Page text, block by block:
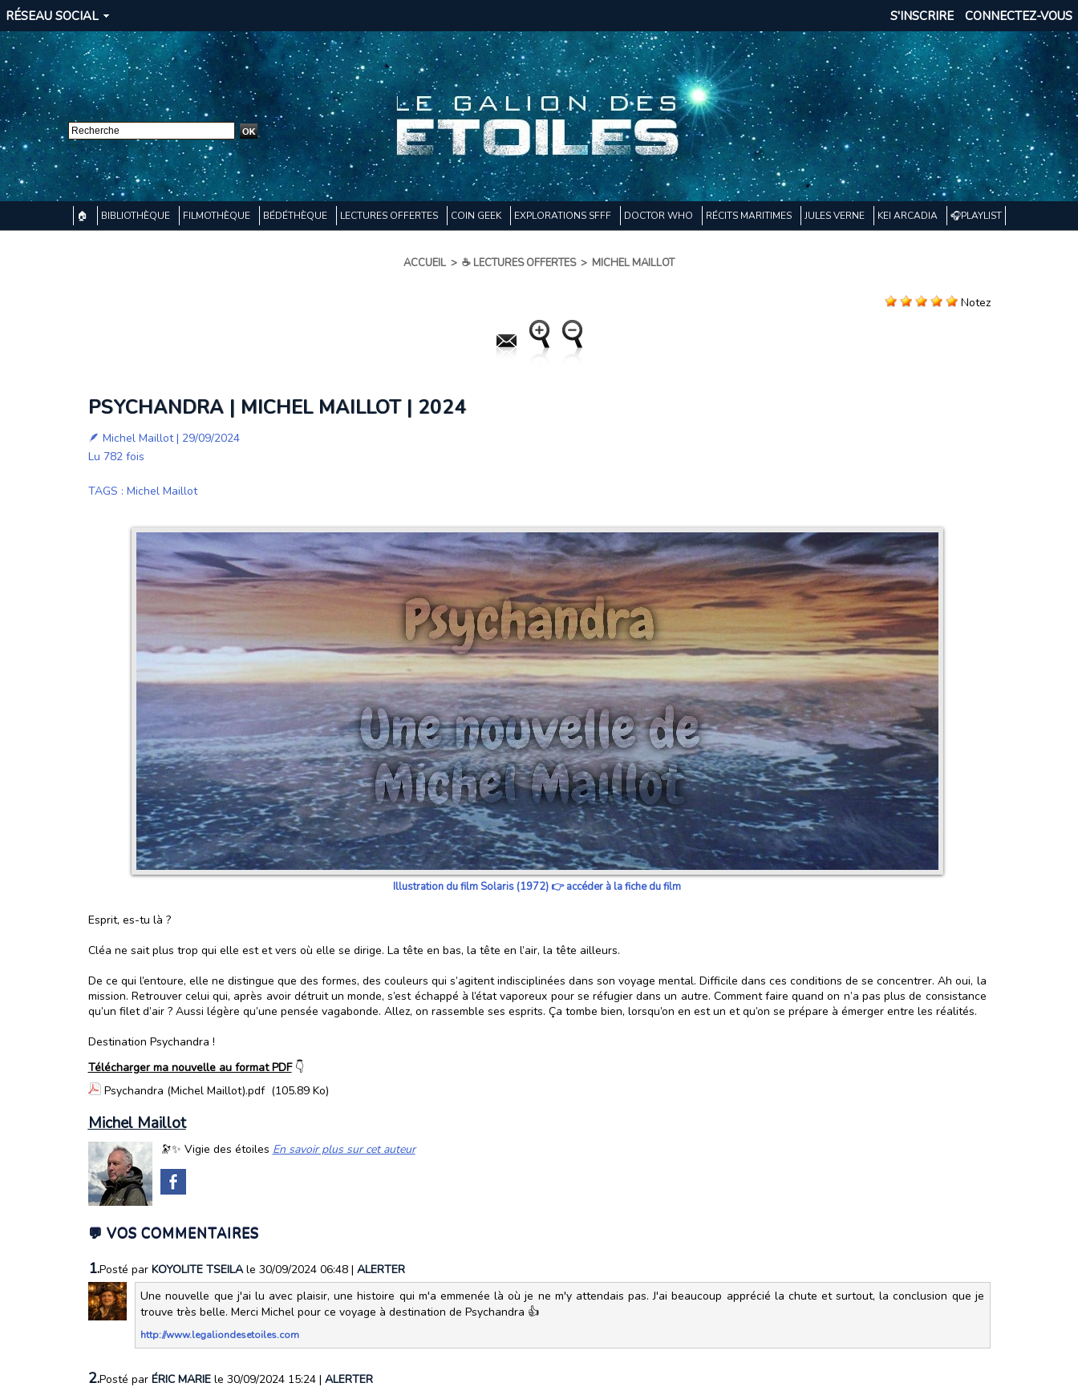
RÉSEAU SOCIAL CONNECTEZ-VOUS
S'INSCRIRE
🏠 BIBLIOTHÈQUE FILMOTHÈQUE BÉDÉTHÈQUE LECTURES OFFERTES COIN GEEK EXPLORATIONS SFFF DOCTOR WHO RÉCITS MARITIMES JULES VERNE KEI ARCADIA 🎧PLAYLIST
ACCUEIL > ☕ LECTURES OFFERTES > MICHEL MAILLOT
Notez
PSYCHANDRA | MICHEL MAILLOT | 2024
🪶 Michel Maillot| 29/09/2024
Lu 782 fois
TAGS : Michel Maillot
Illustration du film Solaris (1972) 👉 accéder à la fiche du film
Esprit, es-tu là ?
Cléa ne sait plus trop qui elle est et vers où elle se dirige. La tête en bas, la tête en l’air, la tête ailleurs.
De ce qui l’entoure, elle ne distingue que des formes, des couleurs qui s’agitent indisciplinées dans son voyage mental. Difficile dans ces conditions de se concentrer. Ah oui, la
mission. Retrouver celui qui, après avoir détruit un monde, s’est échappé à l’état vaporeux pour se réfugier dans un autre. Comment faire quand on n’a pas plus de consistance
qu’un filet d’air ? Aussi légère qu’une pensée vagabonde. Allez, on rassemble ses esprits. Ça tombe bien, lorsqu’on en est un et qu’on se prépare à émerger entre les réalités.
Destination Psychandra !
Télécharger ma nouvelle au format PDF👇
Psychandra (Michel Maillot).pdf (105.89 Ko)
Michel Maillot
🔭✨ Vigie des étoiles En savoir plus sur cet auteur
💬 VOS COMMENTAIRES
1.Posté par KOYOLITE TSEILAle 30/09/2024 06:48 | ALERTER
Une nouvelle que j'ai lu avec plaisir, une histoire qui m'a emmenée là où je ne m'y attendais pas. J'ai beaucoup apprécié la chute et surtout, la conclusion que je
trouve très belle. Merci Michel pour ce voyage à destination de Psychandra 👍
http://www.legaliondesetoiles.com
2.Posté par ÉRIC MARIE le 30/09/2024 15:24 | ALERTER